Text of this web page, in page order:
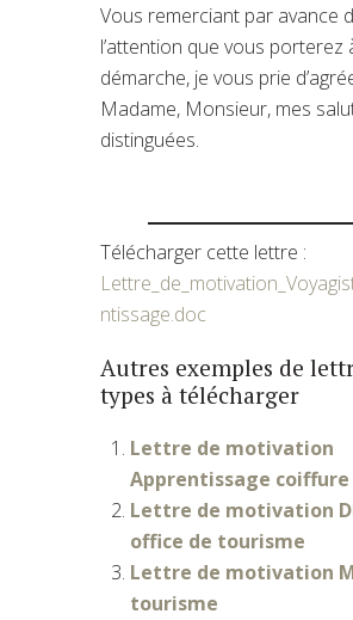
Vous remerciant par avance
l’attention que vous porterez
démarche, je vous prie
Madame, Monsieur, mes
distinguées.
Télécharger cette lettre :
ntissage.doc
Autres exemples de
types à télécharger
Lettre de motivation
Apprentissage coiffure
Lettre de motivation
office de tourisme
Lettre de motivation
tourisme